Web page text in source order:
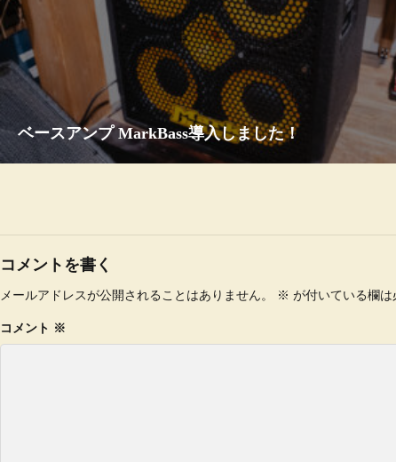
ベースアンプ MarkBass導入しました！
コメントを書く
メールアドレスが公開されることはありません。 ※ が付いている欄は
コメント ※